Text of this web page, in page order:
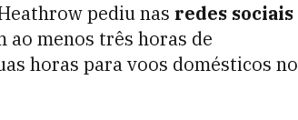
pediu nas redes sociais
ao menos três horas de
horas para voos domésticos no